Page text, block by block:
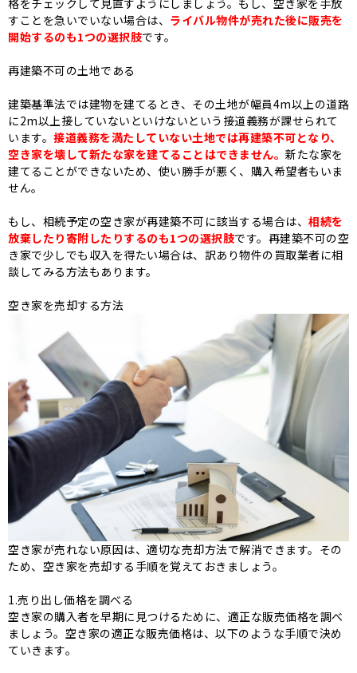
すことを急いでいない場合は、 ライバル物件が売れた後に販売を
開始するのも1つの選択肢です。
再建築不可の土地である
建築基準法では建物を建てるとき、その土地が幅員4m以上の道路
に2m以上接していないといけないという接道義務が課せられて
います。 接道義務を満たしていない土地では再建築不可となり、
空き家を壊して新たな家を建てることはできません。 新たな家を
建てることができないため、使い勝手が悪く、購入希望者もいま
せん。
もし、相続予定の空き家が再建築不可に該当する場合は、 相続を
放棄したり寄附したりするのも1つの選択肢です。 再建築不可の空
き家で少しでも収入を得たい場合は、訳あり物件の買取業者に相
談してみる方法もあります。
空き家を売却する方法
空き家が売れない原因は、適切な売却方法で解消できます。その
ため、空き家を売却する手順を覚えておきましょう。
1.売り出し価格を調べる
空き家の購入者を早期に見つけるために、適正な販売価格を調べ
ましょう。空き家の適正な販売価格は、以下のような手順で決め
ていきます。